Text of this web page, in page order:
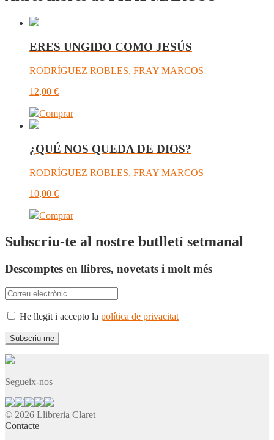
ERES UNGIDO COMO JESÚS
RODRÍGUEZ ROBLES, FRAY MARCOS
12,00 €
Comprar
¿QUÉ NOS QUEDA DE DIOS?
RODRÍGUEZ ROBLES, FRAY MARCOS
10,00 €
Comprar
Subscriu-te al nostre butlletí setmanal
Descomptes en llibres, novetats i molt més
He llegit i accepto la política de privacitat
Segueix-nos
© 2026 Llibreria Claret
Contacte